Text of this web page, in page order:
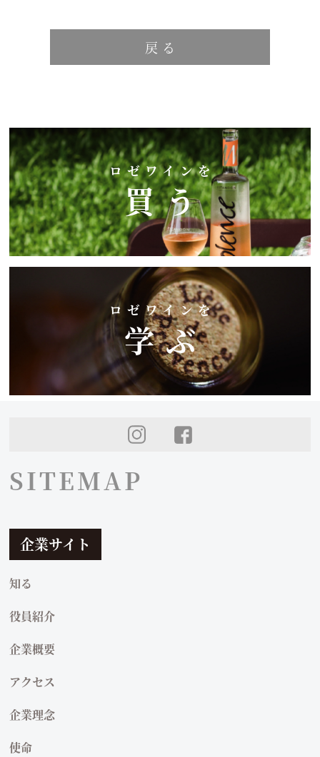
戻る
ロゼワインを
買う
ロゼワインを
学ぶ
SNS
SITEMAP
企業サイト
知る
役員紹介
企業概要
アクセス
企業理念
使命